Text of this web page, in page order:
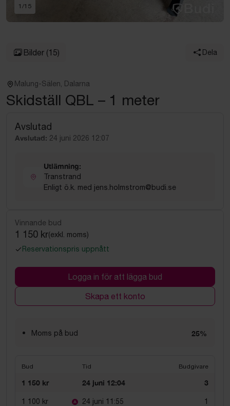
1 /15
Bilder (15) Dela
Malung-Sälen, Dalarna
Skidställ QBL – 1 meter
Avslutad
Avslutad: 24 juni 2026 12:07
Utlämning:
Transtrand
Enligt ö.k. med jens.holmstrom@budi.se
Vinnande bud
1 150 kr(exkl. moms)
Reservationspris uppnått
Logga in för att lägga bud
Skapa ett konto
Moms på bud 25%
Bud Tid Budgivare
1 150 kr 24 juni 12:04 3
1 100 kr 24 juni 11:55 1